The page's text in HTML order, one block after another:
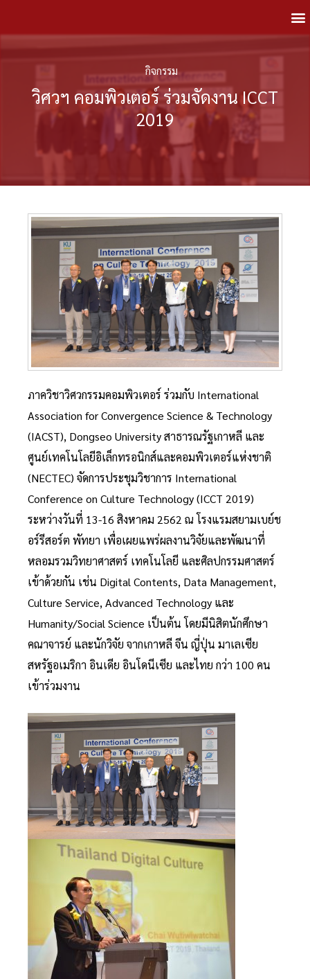
กิจกรรม
วิศวฯ คอมพิวเตอร์ ร่วมจัดงาน ICCT
2019
ภาควิชาวิศวกรรมคอมพิวเตอร์ ร่วมกับ International
Association for Convergence Science & Technology
(IACST), Dongseo University สาธารณรัฐเกาหลี และ
ศูนย์เทคโนโลยีอิเล็กทรอนิกส์และคอมพิวเตอร์แห่งชาติ
(NECTEC) จัดการประชุมวิชาการ International
Conference on Culture Technology (ICCT 2019)
ระหว่างวันที่ 13-16 สิงหาคม 2562 ณ โรงแรมสยามเบย์ช
อร์รีสอร์ต พัทยา เพื่อเผยแพร่ผลงานวิจัยและพัฒนาที่
หลอมรวมวิทยาศาสตร์ เทคโนโลยี และศิลปกรรมศาสตร์
เข้าด้วยกัน เช่น Digital Contents, Data Management,
Culture Service, Advanced Technology และ
Humanity/Social Science เป็นต้น โดยมีนิสิตนักศึกษา
คณาจารย์ และนักวิจัย จากเกาหลี จีน ญี่ปุ่น มาเลเซีย
สหรัฐอเมริกา อินเดีย อินโดนีเซีย และไทย กว่า 100 คน
เข้าร่วมงาน